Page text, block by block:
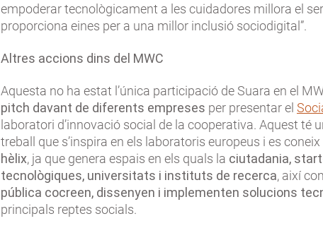
empoderar tecnològicament a les cuidadores millora el
proporciona eines per a una millor inclusió sociodigital”.
Altres accions dins del MWC
Aquesta no ha estat l’única participació de Suara en el
pitch davant de diferents empreses per presentar el
laboratori d’innovació social de la cooperativa. Aquest té
treball que s’inspira en els laboratoris europeus i es
hèlix, ja que genera espais en els quals la ciutadania,
tecnològiques, universitats i instituts de recerca, així
pública cocreen, dissenyen i implementen solucions
principals reptes socials.